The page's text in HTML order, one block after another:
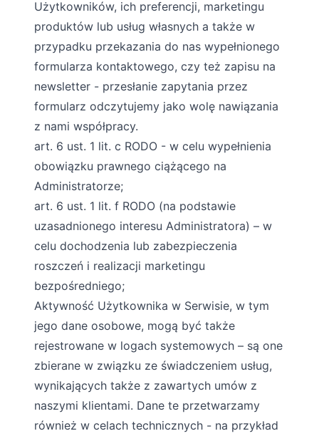
Użytkowników, ich preferencji, marketingu
produktów lub usług własnych a także w
przypadku przekazania do nas wypełnionego
formularza kontaktowego, czy też zapisu na
newsletter - przesłanie zapytania przez
formularz odczytujemy jako wolę nawiązania
z nami współpracy.
art. 6 ust. 1 lit. c RODO - w celu wypełnienia
obowiązku prawnego ciążącego na
Administratorze;
art. 6 ust. 1 lit. f RODO (na podstawie
uzasadnionego interesu Administratora) – w
celu dochodzenia lub zabezpieczenia
roszczeń i realizacji marketingu
bezpośredniego;
Aktywność Użytkownika w Serwisie, w tym
jego dane osobowe, mogą być także
rejestrowane w logach systemowych – są one
zbierane w związku ze świadczeniem usług,
wynikających także z zawartych umów z
naszymi klientami. Dane te przetwarzamy
również w celach technicznych - na przykład